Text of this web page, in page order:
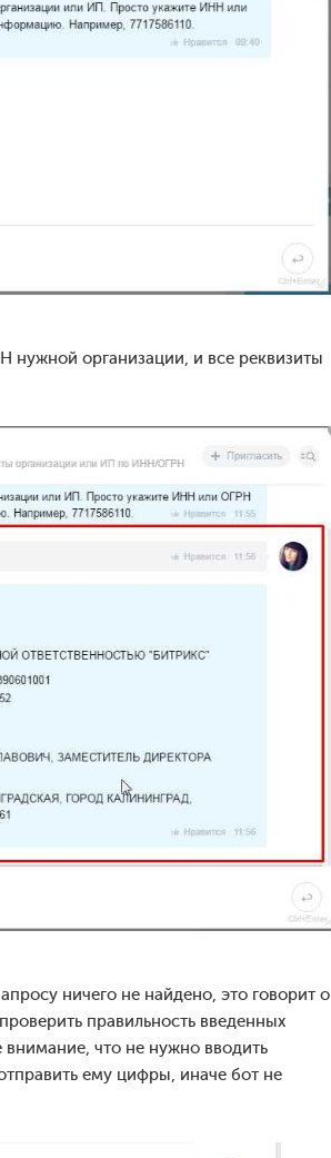
нужной организации, и все реквизиты
ничего не найдено, это говорит о
правильность введенных
внимание, что не нужно вводить
ему цифры, иначе бот не